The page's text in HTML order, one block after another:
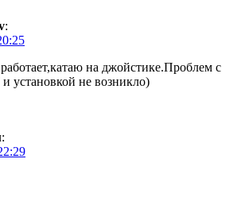
:
на джойстике.Проблем с
и установкой не возникло)
: